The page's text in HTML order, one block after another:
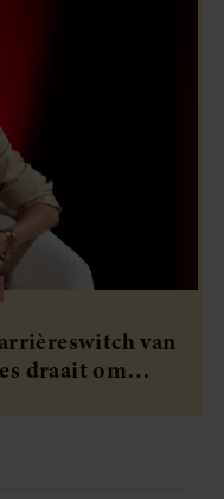
van
draait om